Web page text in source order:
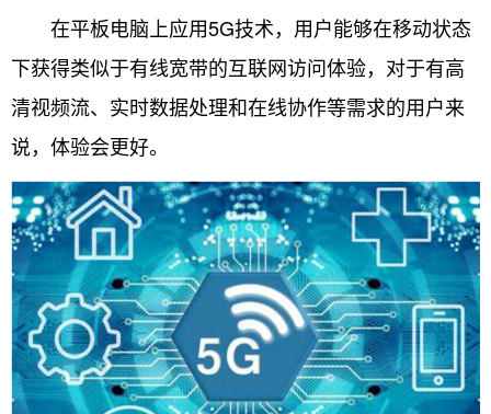
在平板电脑上应用5G技术，用户能够在移动状态
下获得类似于有线宽带的互联网访问体验，对于有高
清视频流、实时数据处理和在线协作等需求的用户来
说，体验会更好。